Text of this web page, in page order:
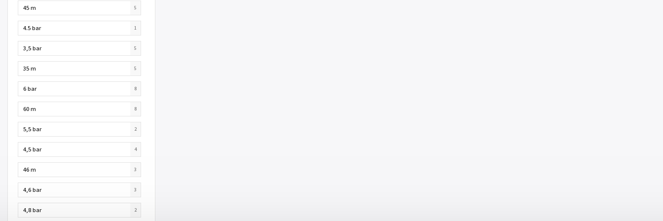
45 m 5
4.5 bar 1
3,5 bar 5
35 m 5
6 bar 8
60 m 8
5,5 bar 2
4,5 bar 4
46 m 3
4,6 bar 3
4,8 bar 2